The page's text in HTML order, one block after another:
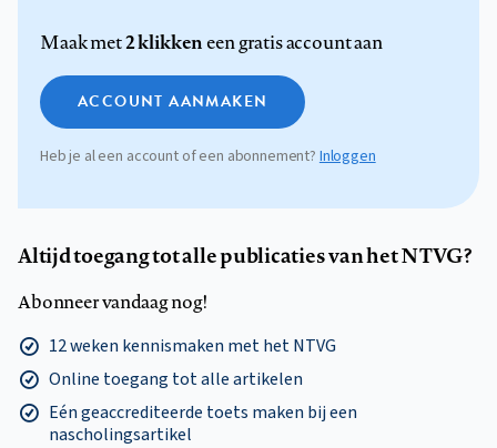
Maak met2 klikkeneen gratis account aan
ACCOUNT AANMAKEN
Heb je al een account of een abonnement? Inloggen
Altijd toegang tot alle publicaties van het NTVG?
Abonneer vandaag nog!
12 weken kennismaken met het NTVG
Online toegang tot alle artikelen
Eén geaccrediteerde toets maken bij een
nascholingsartikel